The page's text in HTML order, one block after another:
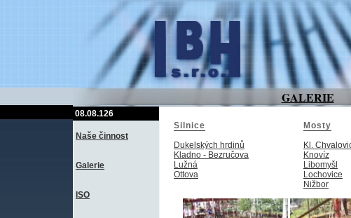
GALERIE
08.08.126
Naše činnost
Galerie
ISO
Silnice
Dukelských hrdinů
Kladno - Bezručova
Lužná
Ottova
Mosty
Kl.
Knovíz
Libomyšl
Lochovice
Nižbor